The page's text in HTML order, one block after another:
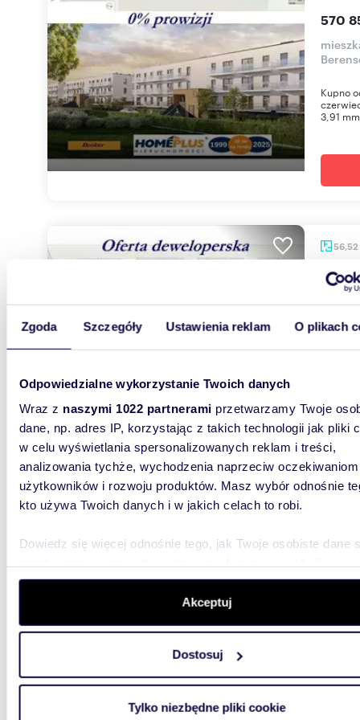
Zgoda Szczegóły Ustawienia reklam O plikach
Odpowiedzialne wykorzystanie Twoich danych
Wraz z naszymi 1022 partnerami przetwarzamy Twoje
dane, np. adres IP, korzystając z takich technologii jak pliki
w celu wyświetlania spersonalizowanych reklam i treści,
analizowania tychże, wychodzenia naprzeciw oczekiwaniom
użytkowników i rozwoju produktów. Masz wybór odnośnie
kto używa Twoich danych i w jakich celach to robi.
Dowiedz się więcej odnośnie tego, jak Twoje osobiste dane
szczegółów. W Deklaracji plików cookie możesz zmienić
wycofać swoją zgodę w dowolnej chwili.
aby oferować funkcje społecznościowe i analizować ruch w
witrynie. Informacje o tym, jak korzystasz z naszej witryny,
analitycznym. Partnerzy mogą połączyć te informacje z
Akceptuj
Dostosuj
Tylko niezbędne pliki cookie
570
Kupno
3,91
56,52
Sprzedam nowoczesne 4-pokojowe mieszkanie z
816
3,91
Na sprzedaż nowoczesne 2-pokojowe mieszkanie
556